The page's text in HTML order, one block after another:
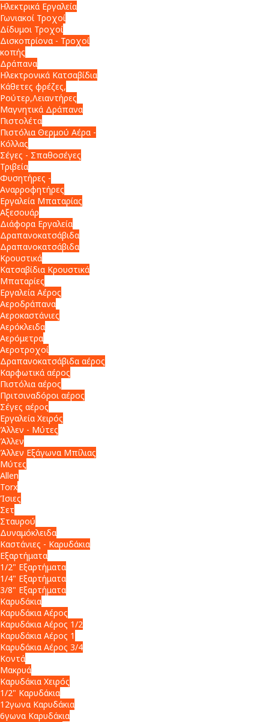
Ηλεκτρικά Εργαλεία
Γωνιακοί Τροχοί
Δίδυμοι Τροχοί
Δισκοπρίονα - Τροχοί
κοπής
Δράπανα
Ηλεκτρονικά Κατσαβίδια
Κάθετες φρέζες,
Ρούτερ,Λειαντήρες
Μαγνητικά Δράπανα
Πιστολέτα
Πιστόλια Θερμού Αέρα -
Κόλλας
Σέγες - Σπαθοσέγες
Τριβεία
Φυσητήρες -
Αναρροφητήρες
Εργαλεία Μπαταρίας
Αξεσουάρ
Διάφορα Εργαλεία
Δραπανοκατσάβιδα
Δραπανοκατσάβιδα
Κρουστικά
Κατσαβίδια Κρουστικά
Μπαταρίες
Εργαλεία Αέρος
Αεροδράπανα
Αεροκαστάνιες
Αερόκλειδα
Αερόμετρα
Αεροτροχοί
Δραπανοκατσάβιδα αέρος
Καρφωτικά αέρος
Πιστόλια αέρος
Πριτσιναδόροι αέρος
Σέγες αέρος
Εργαλεία Χειρός
Άλλεν - Μύτες
Άλλεν
Άλλεν Εξάγωνα Μπίλιας
Μύτες
Allen
Torx
Ίσιες
Σετ
Σταυρού
Δυναμόκλειδα
Καστάνιες - Καρυδάκια
Εξαρτήματα
1/2" Εξαρτήματα
1/4" Εξαρτήματα
3/8" Εξαρτήματα
Καρυδάκια
Καρυδάκια Αέρος
Καρυδάκια Αέρος 1/2
Καρυδάκια Αέρος 1
Καρυδάκια Αέρος 3/4
Κοντά
Μακρυά
Καρυδάκια Χειρός
1/2" Καρυδάκια
12γωνα Καρυδάκια
6γωνα Καρυδάκια